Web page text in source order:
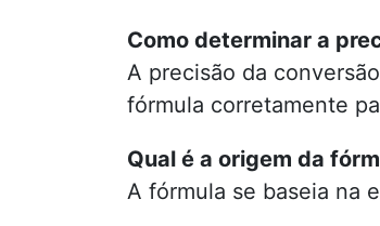
Como determinar a
A precisão da
fórmula corretamente
Qual é a origem da
A fórmula se baseia na